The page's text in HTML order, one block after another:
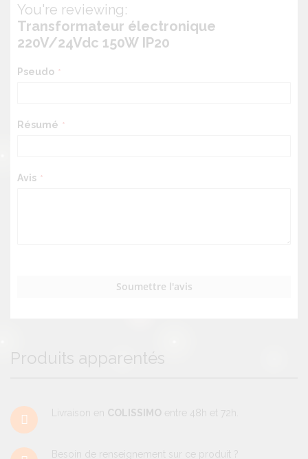
Produits apparentés
Livraison en COLISSIMO entre 48h et 72h.
Besoin de renseignement sur ce produit ?
You're reviewing:
Transformateur électronique
220V/24Vdc 150W IP20
Pseudo
Résumé
Avis
Soumettre l'avis